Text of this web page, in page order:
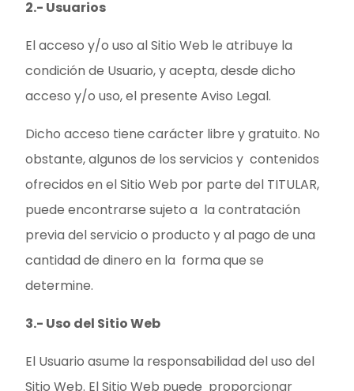
2.- Usuarios
El acceso y/o uso al Sitio Web le atribuye la
condición de Usuario, y acepta, desde dicho
acceso y/o uso, el presente Aviso Legal.
Dicho acceso tiene carácter libre y gratuito. No
obstante, algunos de los servicios y contenidos
ofrecidos en el Sitio Web por parte del TITULAR,
puede encontrarse sujeto a la contratación
previa del servicio o producto y al pago de una
cantidad de dinero en la forma que se
determine.
3.- Uso del Sitio Web
El Usuario asume la responsabilidad del uso del
Sitio Web. El Sitio Web puede proporcionar